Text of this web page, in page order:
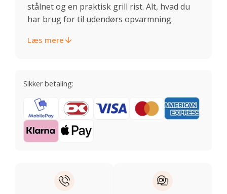
stålnet og en praktisk grill rist. Alt, hvad du
har brug for til udendørs opvarmning.
Læs mere
Sikker betaling: